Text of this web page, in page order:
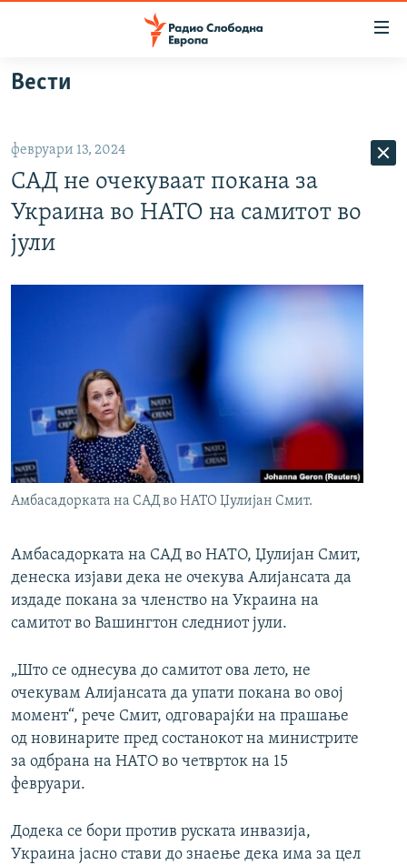
Оди
на
Оди
на
главната
навигација
Премини
на
ВИЗУЕЛНО
ВЕСТИ
ШТО ТРЕБА ДА ЗНАЕТЕ
ПРИЈАВИ СЕ ЗА ЊУЗЛЕТЕР
РСЕ веб страници
Вести
февруари 13, 2024
САД не очекуваат покана за
Украина во НАТО на самитот во
јули
Амбасадорката на САД во НАТО Џулијан Смит.
Амбасадорката на САД во НАТО, Џулијан Смит,
денеска изјави дека не очекува Алијансата да
издаде покана за членство на Украина на
самитот во Вашингтон следниот јули.
„Што се однесува до самитот ова лето, не
очекувам Алијансата да упати покана во овој
момент“, рече Смит, одговарајќи на прашање
од новинарите пред состанокот на министрите
за одбрана на НАТО во четврток на 15
февруари.
Додека се бори против руската инвазија,
Украина јасно стави до знаење дека има за цел